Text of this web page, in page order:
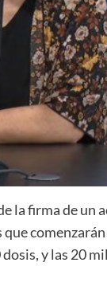
la firma de un
y las 20